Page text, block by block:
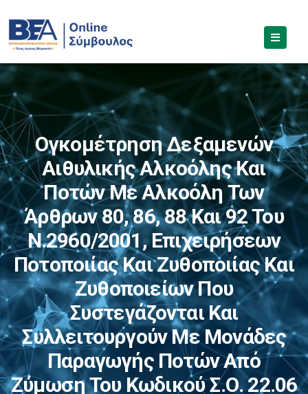
Ογκομέτρηση Δεξαμενών
Αιθυλικής Αλκοόλης Και
Ποτών Με Αλκοόλη Των
Άρθρων 80, 86, 88 Και 92 Του
Ν.2960/2001, Επιχειρήσεων
Ποτοποιίας Και Ζυθοποιίας Και
Ζυθοποιείων Που
Συστεγάζονται Και
Συλλειτουργούν Με Μονάδες
Παραγωγής Ποτών Από
Ζύμωση Του Κωδικού Σ.Ο. 22.06